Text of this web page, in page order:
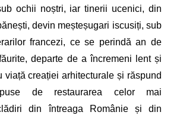
ochii noștri, iar tinerii ucenici, din
devin meșteșugari iscusiți, sub
francezi, ce se perindă an de
departe de a încremeni lent și
viață creației arhitecturale și răspund
puse de restaurarea celor mai
din întreaga Românie și din